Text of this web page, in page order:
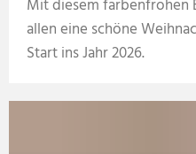
Mit diesem farbenfrohen
allen eine schöne
Start ins Jahr 2026.